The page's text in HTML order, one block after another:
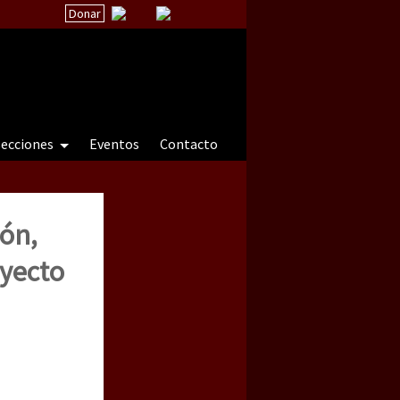
Donar
Eventos
Contacto
natureza sob cerco)